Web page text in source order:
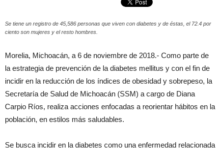
Se tiene un registro de 45,586 personas que viven con diabetes y de éstas, el 72.4 por
ciento son mujeres y el resto hombres.
Morelia, Michoacán, a 6 de noviembre de 2018.- Como parte de
la estrategia de prevención de la diabetes mellitus y con el fin de
incidir en la reducción de los índices de obesidad y sobrepeso, la
Secretaría de Salud de Michoacán (SSM) a cargo de Diana
Carpio Ríos, realiza acciones enfocadas a reorientar hábitos en la
población, en estilos más saludables.
Se busca incidir en la diabetes como una enfermedad relacionada